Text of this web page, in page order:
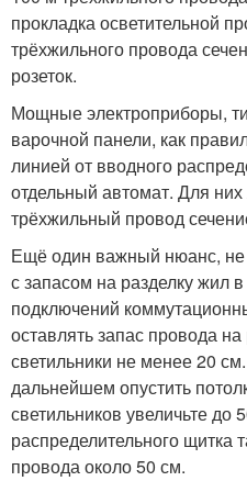
прокладка осветительной
трёхжильного провода
розеток.
Мощные электроприборы,
варочной панели, как
линией от вводного
отдельный автомат. Для
трёхжильный провод
Ещё один важный нюанс, не
с запасом на разделку жил
подключений
оставлять запас провода
светильники не менее 20
дальнейшем опустить
светильников увеличьте до
распределительного щитка
провода около 50 см.